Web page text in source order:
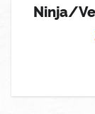
Ninja/